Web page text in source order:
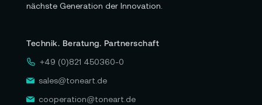
nächste Generation der Innovation.
Technik. Beratung. Partnerschaft
+49 (0)821 450360-0
sales@toneart.de
cooperation@toneart.de